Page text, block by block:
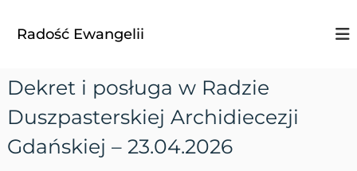
Radość Ewangelii
Dekret i posługa w Radzie
Duszpasterskiej Archidiecezji
Gdańskiej – 23.04.2026